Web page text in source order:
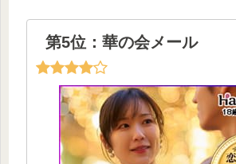
第5位：華の会メール